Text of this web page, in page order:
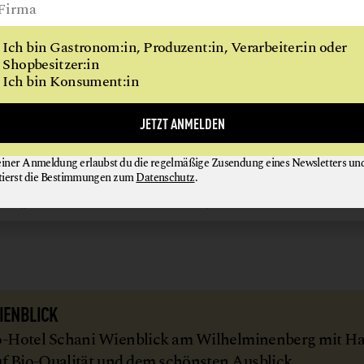
Denn nur so könne ein gutes, warmes Gefühl auch
Gast formuliert hat: „Beeing here feels like a warm
„Mit ganz viel Kommunikation“ ebenso wie durch
läuft, hat sie etwa jede Station des Hauses
„Wie kann ich sonst wissen, was funktioniert und
Hotel Schani Wienblick am Wilhelminenberg mit
Ich bin Gastronom:in, Produzent:in, Verarbeiter:in oder
Shopbesitzer:in
Ich bin Konsument:in
JETZT ANMELDEN
Anmeldung erlaubst du die regelmäßige Zusendung eines Newsletters
die Bestimmungen zumDatenschutz.